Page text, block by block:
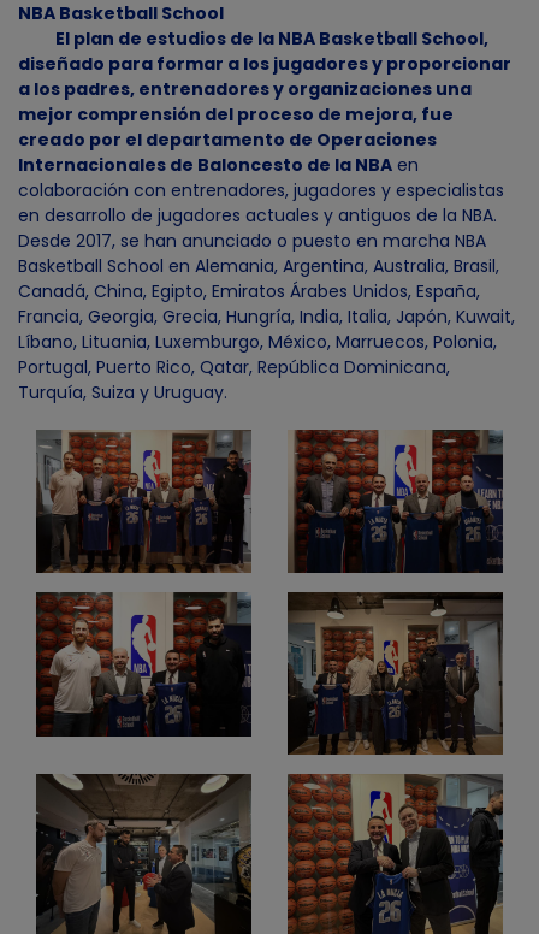
NBA Basketball School
El plan de estudios de la NBA Basketball School,
diseñado para formar a los jugadores y proporcionar
a los padres, entrenadores y organizaciones una
mejor comprensión del proceso de mejora, fue
creado por el departamento de Operaciones
Internacionales de Baloncesto de la NBA en
colaboración con entrenadores, jugadores y especialistas
en desarrollo de jugadores actuales y antiguos de la NBA.
Desde 2017, se han anunciado o puesto en marcha NBA
Basketball School en Alemania, Argentina, Australia, Brasil,
Canadá, China, Egipto, Emiratos Árabes Unidos, España,
Francia, Georgia, Grecia, Hungría, India, Italia, Japón, Kuwait,
Líbano, Lituania, Luxemburgo, México, Marruecos, Polonia,
Portugal, Puerto Rico, Qatar, República Dominicana,
Turquía, Suiza y Uruguay.